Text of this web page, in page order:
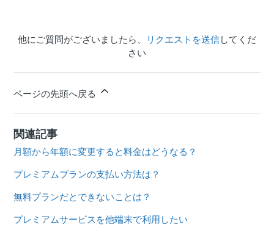
他にご質問がございましたら、 リクエストを送信してくだ
さい
ページの先頭へ戻る
関連記事
月額から年額に変更すると料金はどうなる？
プレミアムプランの支払い方法は？
無料プランだとできないことは？
プレミアムサービスを他端末で利用したい